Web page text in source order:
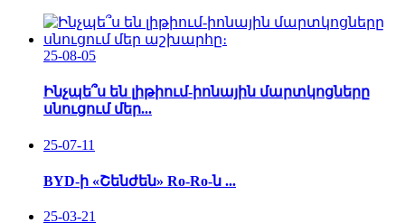
25-08-05
Ինչպե՞ս են լիթիում-իոնային մարտկոցները
սնուցում մեր...
25-07-11
BYD-ի «Շենժեն» Ro-Ro-ն ...
25-03-21